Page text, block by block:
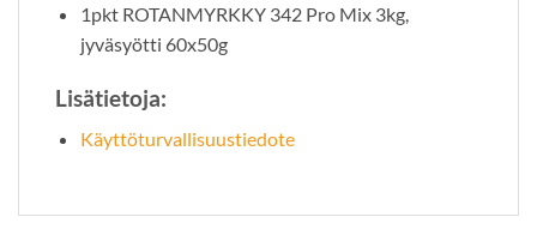
1pkt ROTANMYRKKY 342 Pro Mix 3kg,
jyväsyötti 60x50g
Lisätietoja:
Käyttöturvallisuustiedote